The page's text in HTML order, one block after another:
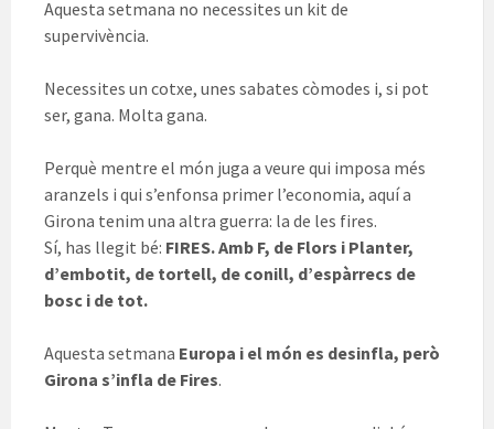
Aquesta setmana no necessites un kit de
supervivència.
Necessites un cotxe, unes sabates còmodes i, si pot
ser, gana. Molta gana.
Perquè mentre el món juga a veure qui imposa més
aranzels i qui s’enfonsa primer l’economia, aquí a
Girona tenim una altra guerra: la de les fires.
Sí, has llegit bé: FIRES. Amb F, de Flors i Planter,
d’embotit, de tortell, de conill, d’espàrrecs de
bosc i de tot.
Aquesta setmana Europa i el món es desinfla, però
Girona s’infla de Fires.